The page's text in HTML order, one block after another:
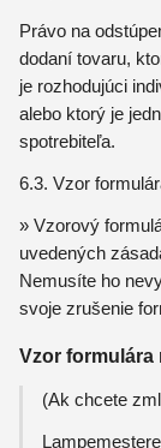
Právo na
dodaní tovaru,
je rozhodujúci
alebo ktorý je
spotrebiteľa.
6.3. Vzor
» Vzorový
uvedených
Nemusíte ho
svoje zrušenie
Vzor formulára
(Ak chcete